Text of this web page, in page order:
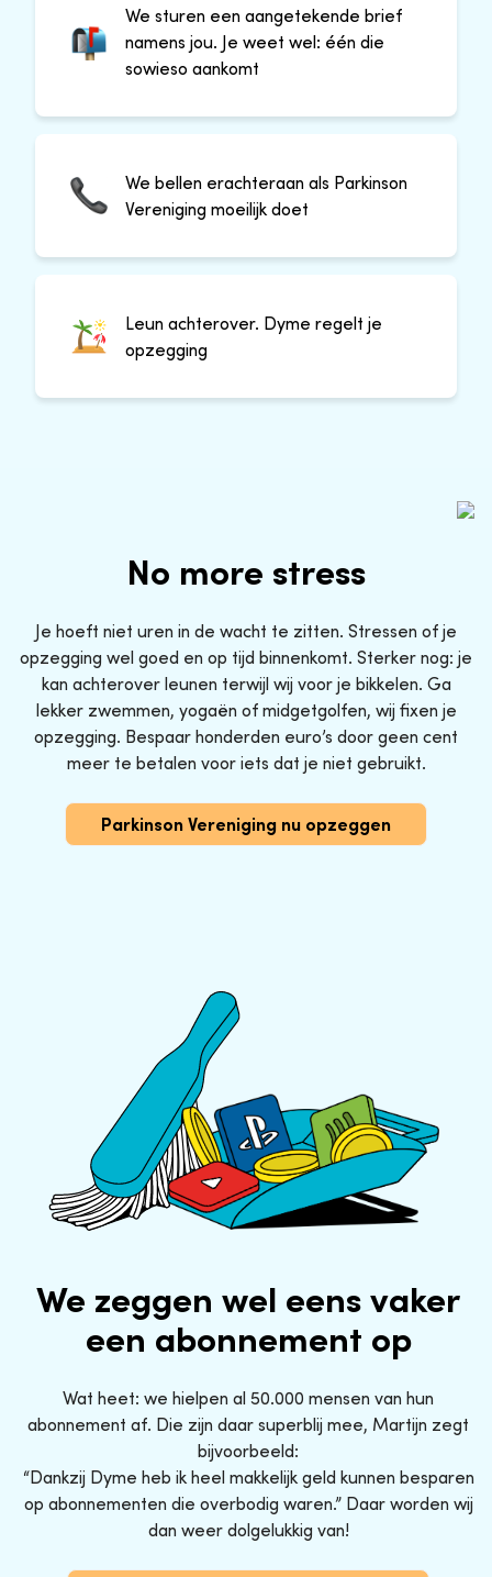
We sturen een aangetekende brief
namens jou. Je weet wel: één die
sowieso aankomt
We bellen erachteraan als Parkinson
Vereniging moeilijk doet
Leun achterover. Dyme regelt je
opzegging
No more stress
Je hoeft niet uren in de wacht te zitten. Stressen of je
opzegging wel goed en op tijd binnenkomt. Sterker nog: je
kan achterover leunen terwijl wij voor je bikkelen. Ga
lekker zwemmen, yogaën of midgetgolfen, wij fixen je
opzegging. Bespaar honderden euro’s door geen cent
meer te betalen voor iets dat je niet gebruikt.
Parkinson Vereniging nu opzeggen
We zeggen wel eens vaker
een abonnement op
Wat heet: we hielpen al 50.000 mensen van hun
abonnement af. Die zijn daar superblij mee, Martijn zegt
bijvoorbeeld:
“Dankzij Dyme heb ik heel makkelijk geld kunnen besparen
op abonnementen die overbodig waren.” Daar worden wij
dan weer dolgelukkig van!